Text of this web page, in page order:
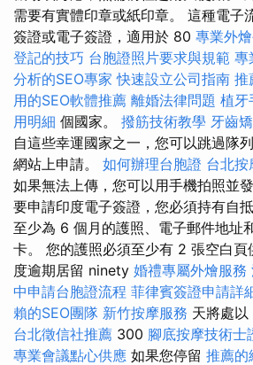
需要有實體印章或紙印章。 這種電子
簽證或電子簽證，適用於 80 專業外
登記的技巧 台胞證照片要求與規範 專
分析的SEO專家 快速設立公司指南 推
用的SEO軟體推薦 離婚法律問題 植牙
用明細 個國家。 撥筋技術教學 牙齒
自這些幸運國家之一，您可以跳過隊
網站上申請。 如何辦理台胞證 台北按
如果無法上傳，您可以用手機拍照並
要申請印度電子簽證，您必須持有自
至少為 6 個月的護照、電子郵件地址
卡。 您的護照必須至少有 2 張空白頁
度逾期居留 ninety 婚禮專屬外燴服務
中申請台胞證流程 菲律賓簽證申請詳
賴的SEO團隊 新竹按摩服務 天將處以
台北徵信社推薦 300 腳底按摩技術士
專業會議點心供應 如果您停留 推薦的